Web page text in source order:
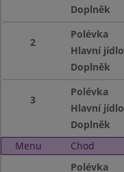
Doplněk
2
Polévka
Hlavní jídlo
Doplněk
3
Polévka
Hlavní jídlo
Doplněk
Menu
Chod
Polévka